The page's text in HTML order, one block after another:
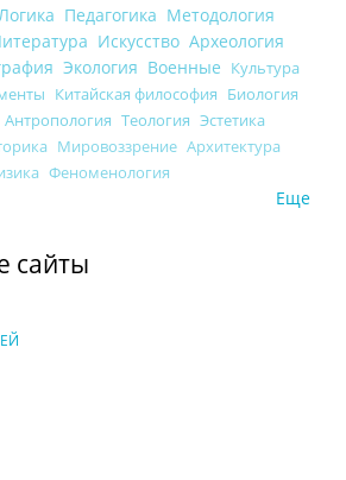
Логика Педагогика Методология
Искусство Археология
Экология Военные Культура
Китайская философия Биология
Антропология Теология Эстетика
Мировоззрение Архитектура
Феноменология
Еще
сайты